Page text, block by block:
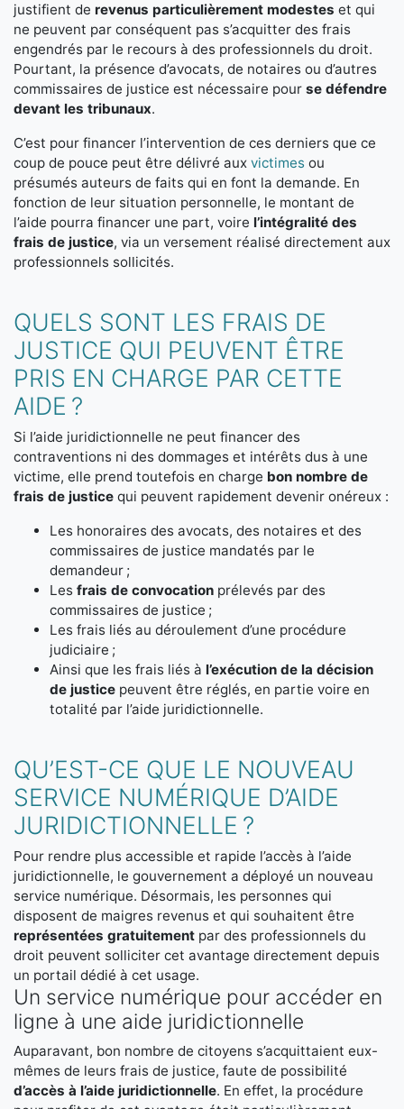
justifient de revenus particulièrement modestes et qui
ne peuvent par conséquent pas s’acquitter des frais
engendrés par le recours à des professionnels du droit.
Pourtant, la présence d’avocats, de notaires ou d’autres
commissaires de justice est nécessaire pour se défendre
devant les tribunaux.
C’est pour financer l’intervention de ces derniers que ce
coup de pouce peut être délivré aux victimes ou
présumés auteurs de faits qui en font la demande. En
fonction de leur situation personnelle, le montant de
l’aide pourra financer une part, voire l’intégralité des
frais de justice, via un versement réalisé directement aux
professionnels sollicités.
QUELS SONT LES FRAIS DE
JUSTICE QUI PEUVENT ÊTRE
PRIS EN CHARGE PAR CETTE
AIDE ?
Si l’aide juridictionnelle ne peut financer des
contraventions ni des dommages et intérêts dus à une
victime, elle prend toutefois en charge bon nombre de
frais de justice qui peuvent rapidement devenir onéreux :
Les honoraires des avocats, des notaires et des
commissaires de justice mandatés par le
demandeur ;
Les frais de convocation prélevés par des
commissaires de justice ;
Les frais liés au déroulement d’une procédure
judiciaire ;
Ainsi que les frais liés à l’exécution de la décision
de justice peuvent être réglés, en partie voire en
totalité par l’aide juridictionnelle.
QU’EST-CE QUE LE NOUVEAU
SERVICE NUMÉRIQUE D’AIDE
JURIDICTIONNELLE ?
Pour rendre plus accessible et rapide l’accès à l’aide
juridictionnelle, le gouvernement a déployé un nouveau
service numérique. Désormais, les personnes qui
disposent de maigres revenus et qui souhaitent être
représentées gratuitement par des professionnels du
droit peuvent solliciter cet avantage directement depuis
un portail dédié à cet usage.
Un service numérique pour accéder en
ligne à une aide juridictionnelle
Auparavant, bon nombre de citoyens s’acquittaient eux-
mêmes de leurs frais de justice, faute de possibilité
d’accès à l’aide juridictionnelle. En effet, la procédure